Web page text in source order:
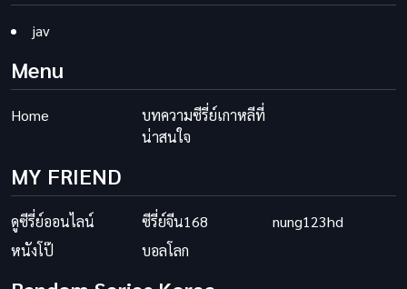
jav
Menu
Home
บทความซีรี่ย์เกาหลีที่
น่าสนใจ
MY FRIEND
ดูซีรี่ย์ออนไลน์ ซีรี่ย์จีน168
nung123hd
หนังโป๊
บอลโลก